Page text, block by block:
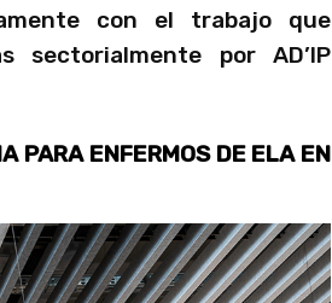
con el trabajo que
sectorialmente por AD’IP
PARA ENFERMOS DE ELA EN